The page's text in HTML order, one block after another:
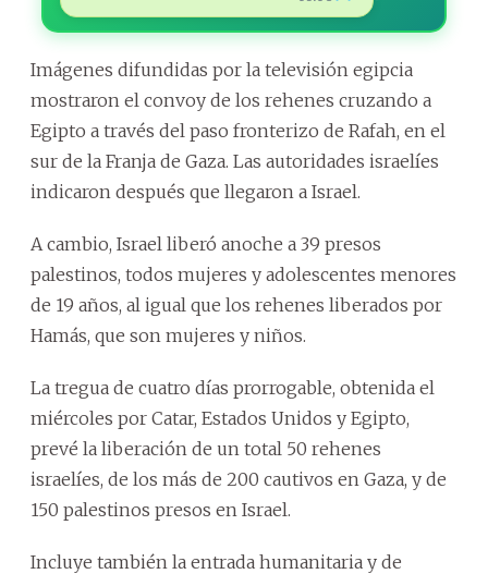
Imágenes difundidas por la televisión egipcia
mostraron el convoy de los rehenes cruzando a
Egipto a través del paso fronterizo de Rafah, en el
sur de la Franja de Gaza. Las autoridades israelíes
indicaron después que llegaron a Israel.
A cambio, Israel liberó anoche a 39 presos
palestinos, todos mujeres y adolescentes menores
de 19 años, al igual que los rehenes liberados por
Hamás, que son mujeres y niños.
La tregua de cuatro días prorrogable, obtenida el
miércoles por Catar, Estados Unidos y Egipto,
prevé la liberación de un total 50 rehenes
israelíes, de los más de 200 cautivos en Gaza, y de
150 palestinos presos en Israel.
Incluye también la entrada humanitaria y de